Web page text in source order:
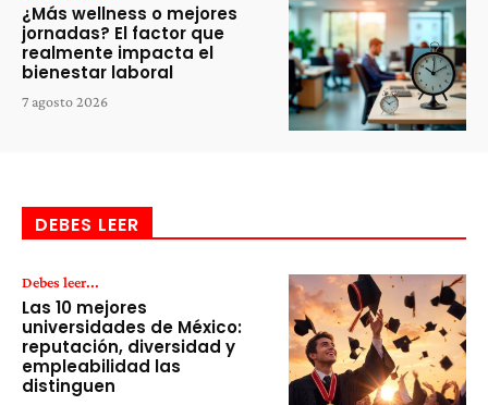
¿Más wellness o mejores
jornadas? El factor que
realmente impacta el
bienestar laboral
7 agosto 2026
DEBES LEER
Debes leer...
Las 10 mejores
universidades de México:
reputación, diversidad y
empleabilidad las
distinguen